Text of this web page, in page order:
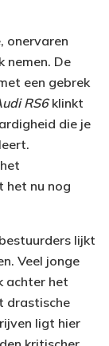
onervaren
nemen. De
een gebrek
RS6klinkt
die je
het nu nog
lijkt
Veel jonge
achter het
drastische
ligt hier